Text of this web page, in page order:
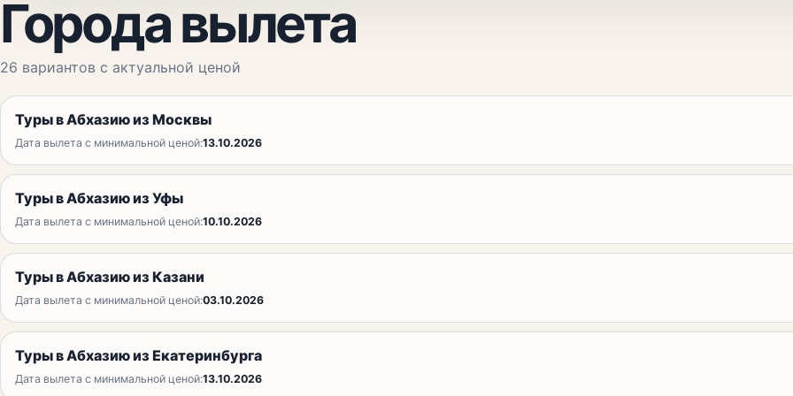
Города вылета
26 вариантов с актуальной ценой
Туры в Абхазию из Москвы
Дата вылета с минимальной ценой:13.10.2026
Туры в Абхазию из Уфы
Дата вылета с минимальной ценой:10.10.2026
Туры в Абхазию из Казани
Дата вылета с минимальной ценой:03.10.2026
Туры в Абхазию из Екатеринбурга
Дата вылета с минимальной ценой:13.10.2026